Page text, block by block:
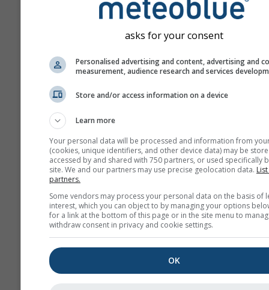
Predpoveď je vytvorená
„ensemble“ modelov. Na
presnejšie odhadnutie
niekoľko behov modelu
Sezónna
predpoveď
asks for your consent
Personalised advertising and content, advertising and
measurement, audience research and services
Store and/or access information on a device
Learn more
Your personal data will be processed and information from
(cookies, unique identifiers, and other device data) may be
accessed by and shared with 750 partners, or used specifically
site. We and our partners may use precise geolocation data.
partners.
Some vendors may process your personal data on the basis of
interest, which you can object to by managing your options
for a link at the bottom of this page or in the site menu to
withdraw consent in privacy and cookie settings.
OK